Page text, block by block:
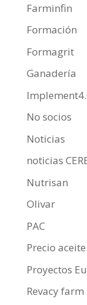
Farminfin
Formación
Formagrit
Ganadería
No socios
Noticias
noticias
Nutrisan
Olivar
PAC
Precio aceite
Proyectos
Revacy farm